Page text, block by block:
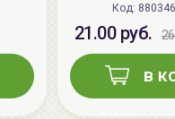
Код:
21.00 руб.
в